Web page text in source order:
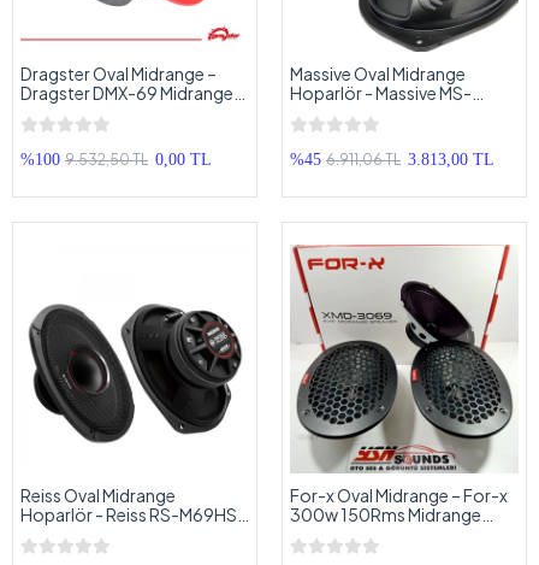
Dragster Oval Midrange –
Dragster DMX-69 Midrange
Hoparlör – Dragster 300w
150RMS Kayık Midrange
%100 9.532,50 TL 0,00 TL
Massive Oval Midrange
Hoparlör - Massive MS-
M690FX 300w 120RMS -
Massive Kayık Midrange
Kolon
%45 6.911,06 TL 3.813,00 TL
Reiss Oval Midrange
Hoparlör - Reiss RS-M69HS
300w 150RMS - Reiss Kayık
Midrange Kolon
For-x Oval Midrange – For-x
300w 150Rms Midrange
Hoparlör – For-x XMD-3069
Prof Midrange